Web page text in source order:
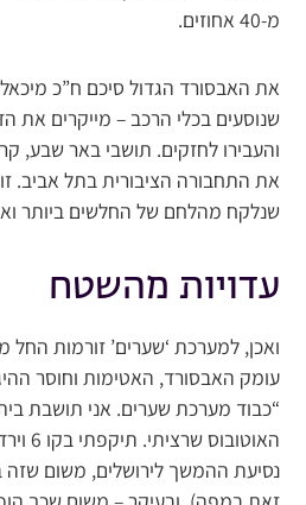
מ-40 אחוזים.
את האבסורד הגדול סיכם ח”כ
שנוסעים בכלי הרכב – מייקרים את
והעבירו לחזקים. תושבי באר שבע,
את התחבורה הציבורית בתל אביב.
שנלקח מהלחם של החלשים ביותר
עדויות מהשטח
ואכן, למערכת ‘שערים’ זורמות
עומק האבסורד, האטימות וחוסר